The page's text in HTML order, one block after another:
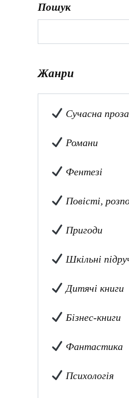
Пошук
Жанри
Сучасна проза
Романи
Фентезі
Повісті,
Пригоди
Шкільні
Дитячі книги
Бізнес-книги
Фантастика
Психологія